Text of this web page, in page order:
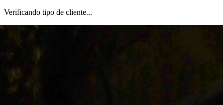
Verificando tipo de cliente...